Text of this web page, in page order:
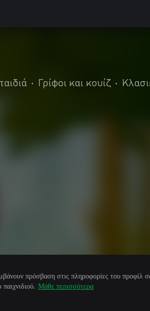
• Γρίφοι και κουίζ •
πρόσβαση στις πληροφορίες του προφίλ
Μάθε περισσότερα